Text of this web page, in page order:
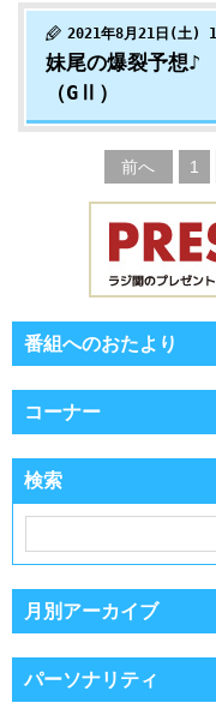
2021年8月21日(土)
妹尾の爆裂予想♪
（GⅡ）
前へ 1
番組へのおたより
コーナー
検索
月別アーカイブ
パーソナリティ